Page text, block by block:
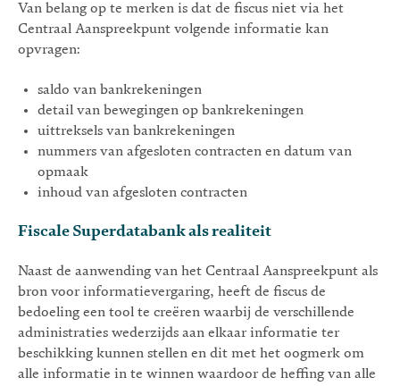
Van belang op te merken is dat de fiscus niet via het
Centraal Aanspreekpunt volgende informatie kan
opvragen:
saldo van bankrekeningen
detail van bewegingen op bankrekeningen
uittreksels van bankrekeningen
nummers van afgesloten contracten en datum van
opmaak
inhoud van afgesloten contracten
Fiscale Superdatabank als realiteit
Naast de aanwending van het Centraal Aanspreekpunt als
bron voor informatievergaring, heeft de fiscus de
bedoeling een tool te creëren waarbij de verschillende
administraties wederzijds aan elkaar informatie ter
beschikking kunnen stellen en dit met het oogmerk om
alle informatie in te winnen waardoor de heffing van alle